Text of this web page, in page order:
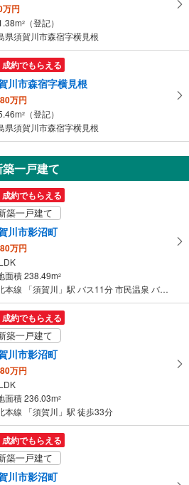
万円
2
（登記）
県須賀川市森宿字横見根
成約でもらえる
川市森宿字横見根
万円
2
（登記）
県須賀川市森宿字横見根
一戸建て
成約でもらえる
築一戸建て
川市影沼町
万円
面積 238.49m2
東北本線 「須賀川」駅 バス11分 市民温泉 バス停下車 徒歩19分
成約でもらえる
築一戸建て
川市影沼町
万円
面積 236.03m2
本線 「須賀川」駅 徒歩33分
成約でもらえる
築一戸建て
川市影沼町